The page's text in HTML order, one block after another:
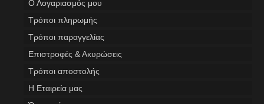
Ο Λογαριασμός μου
Tρόποι πληρωμής
Τρόποι παραγγελίας
Επιστροφές & Ακυρώσεις
Τρόποι αποστολής
Η Εταιρεία μας